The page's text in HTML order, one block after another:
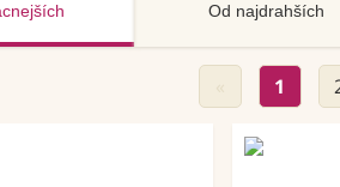
Od najdrahších
1